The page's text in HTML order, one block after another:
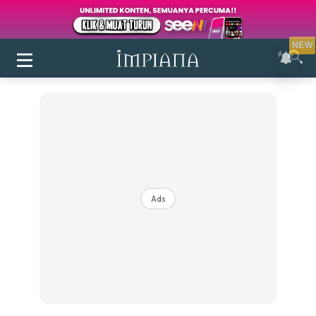
Login|Register
Ads
NEW